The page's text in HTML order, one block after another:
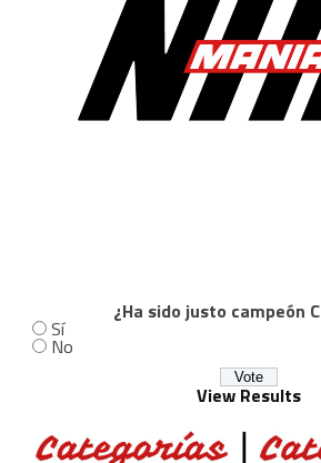
¿Ha sido justo campeón
Sí
No
View Results